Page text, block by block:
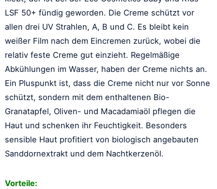
LSF 50+ fündig geworden. Die Creme schützt vor
allen drei UV Strahlen, A, B und C. Es bleibt kein
weißer Film nach dem Eincremen zurück, wobei die
relativ feste Creme gut einzieht. Regelmäßige
Abkühlungen im Wasser, haben der Creme nichts an.
Ein Pluspunkt ist, dass die Creme nicht nur vor Sonne
schützt, sondern mit dem enthaltenen Bio-
Granatapfel, Oliven- und Macadamiaöl pflegen die
Haut und schenken ihr Feuchtigkeit. Besonders
sensible Haut profitiert von biologisch angebauten
Sanddornextrakt und dem Nachtkerzenöl.
Vorteile: